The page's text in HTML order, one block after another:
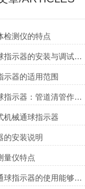
检测仪的特点
数显式通球指示器的安装与调试技巧
示器的适用范围
数显式通球指示器：管道清管作业的智能监测关键设备
机械通球指示器
的安装说明
量仪特点
非插入式通球指示器的使用能够满足各类管道的要求